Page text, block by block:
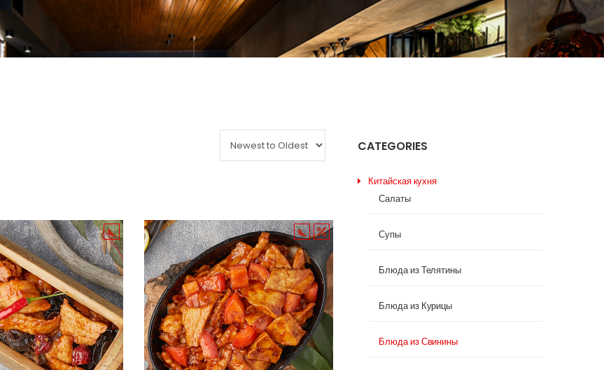
CATEGORIES
Китайская кухня
Салаты
Супы
Блюда из Телятины
Блюда из Курицы
Блюда из Свинины